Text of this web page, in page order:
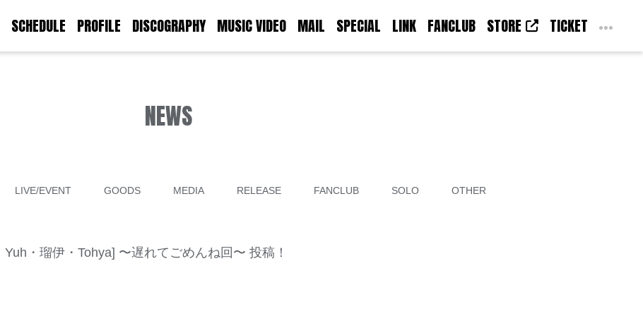
SCHEDULE PROFILE DISCOGRAPHY MUSIC VIDEO MAIL SPECIAL LINK FANCLUB STORE TICKET
NEWS
LIVE/EVENT GOODS MEDIA RELEASE FANCLUB SOLO OTHER
・瑠伊・Tohya] 〜遅れてごめんね回〜 投稿！